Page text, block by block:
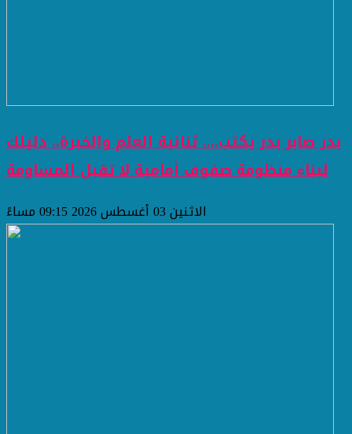
بدر صابر بدر يكتب.... ثنائية العلم والخبرة.. دليلك
لبناء منظومة صفوف أمامية لا تقبل المساومة
الاثنين 03 أغسطس 2026 09:15 مساءً